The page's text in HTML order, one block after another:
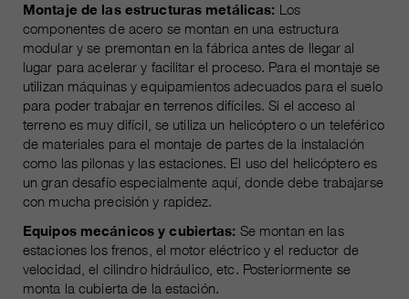
Montaje de las estructuras metálicas: Los
componentes de acero se montan en una estructura
modular y se premontan en la fábrica antes de llegar al
lugar para acelerar y facilitar el proceso. Para el montaje se
utilizan máquinas y equipamientos adecuados para el suelo
para poder trabajar en terrenos difíciles. Si el acceso al
terreno es muy difícil, se utiliza un helicóptero o un teleférico
de materiales para el montaje de partes de la instalación
como las pilonas y las estaciones. El uso del helicóptero es
un gran desafío especialmente aquí, donde debe trabajarse
con mucha precisión y rapidez.
Equipos mecánicos y cubiertas: Se montan en las
estaciones los frenos, el motor eléctrico y el reductor de
velocidad, el cilindro hidráulico, etc. Posteriormente se
monta la cubierta de la estación.